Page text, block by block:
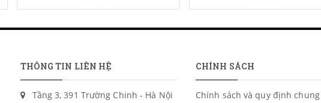
THÔNG TIN LIÊN HỆ
Tầng 3, 391 Trường Chinh - Hà Nội
CHÍNH SÁCH
Chính sách và quy định chung